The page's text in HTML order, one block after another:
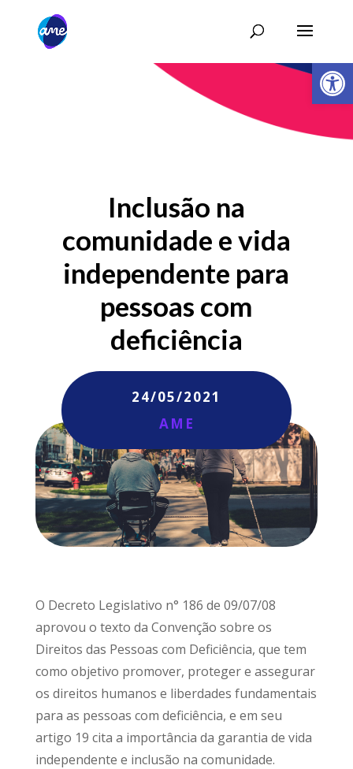
Abrir
Inclusão na
comunidade e vida
independente para
pessoas com
deficiência
24/05/2021
AME
O Decreto Legislativo n° 186 de 09/07/08
aprovou o texto da Convenção sobre os
Direitos das Pessoas com Deficiência, que tem
como objetivo promover, proteger e assegurar
os direitos humanos e liberdades fundamentais
para as pessoas com deficiência, e em seu
artigo 19 cita a importância da garantia de vida
independente e inclusão na comunidade.